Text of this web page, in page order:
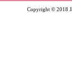
Copyright © 2018